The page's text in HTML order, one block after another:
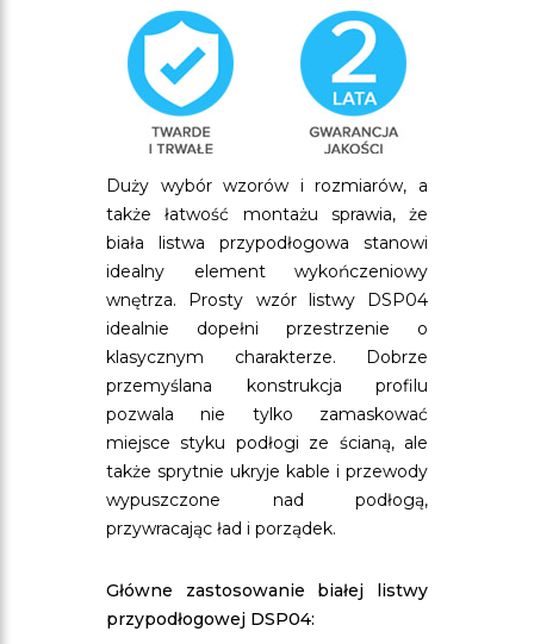
Duży wybór wzorów i rozmiarów, a
także łatwość montażu sprawia, że
biała listwa przypodłogowa stanowi
idealny element wykończeniowy
wnętrza. Prosty wzór listwy DSP04
idealnie dopełni przestrzenie o
klasycznym charakterze. Dobrze
przemyślana konstrukcja profilu
pozwala nie tylko zamaskować
miejsce styku podłogi ze ścianą, ale
także sprytnie ukryje kable i przewody
wypuszczone nad podłogą,
przywracając ład i porządek.
Główne zastosowanie białej listwy
przypodłogowej DSP04: